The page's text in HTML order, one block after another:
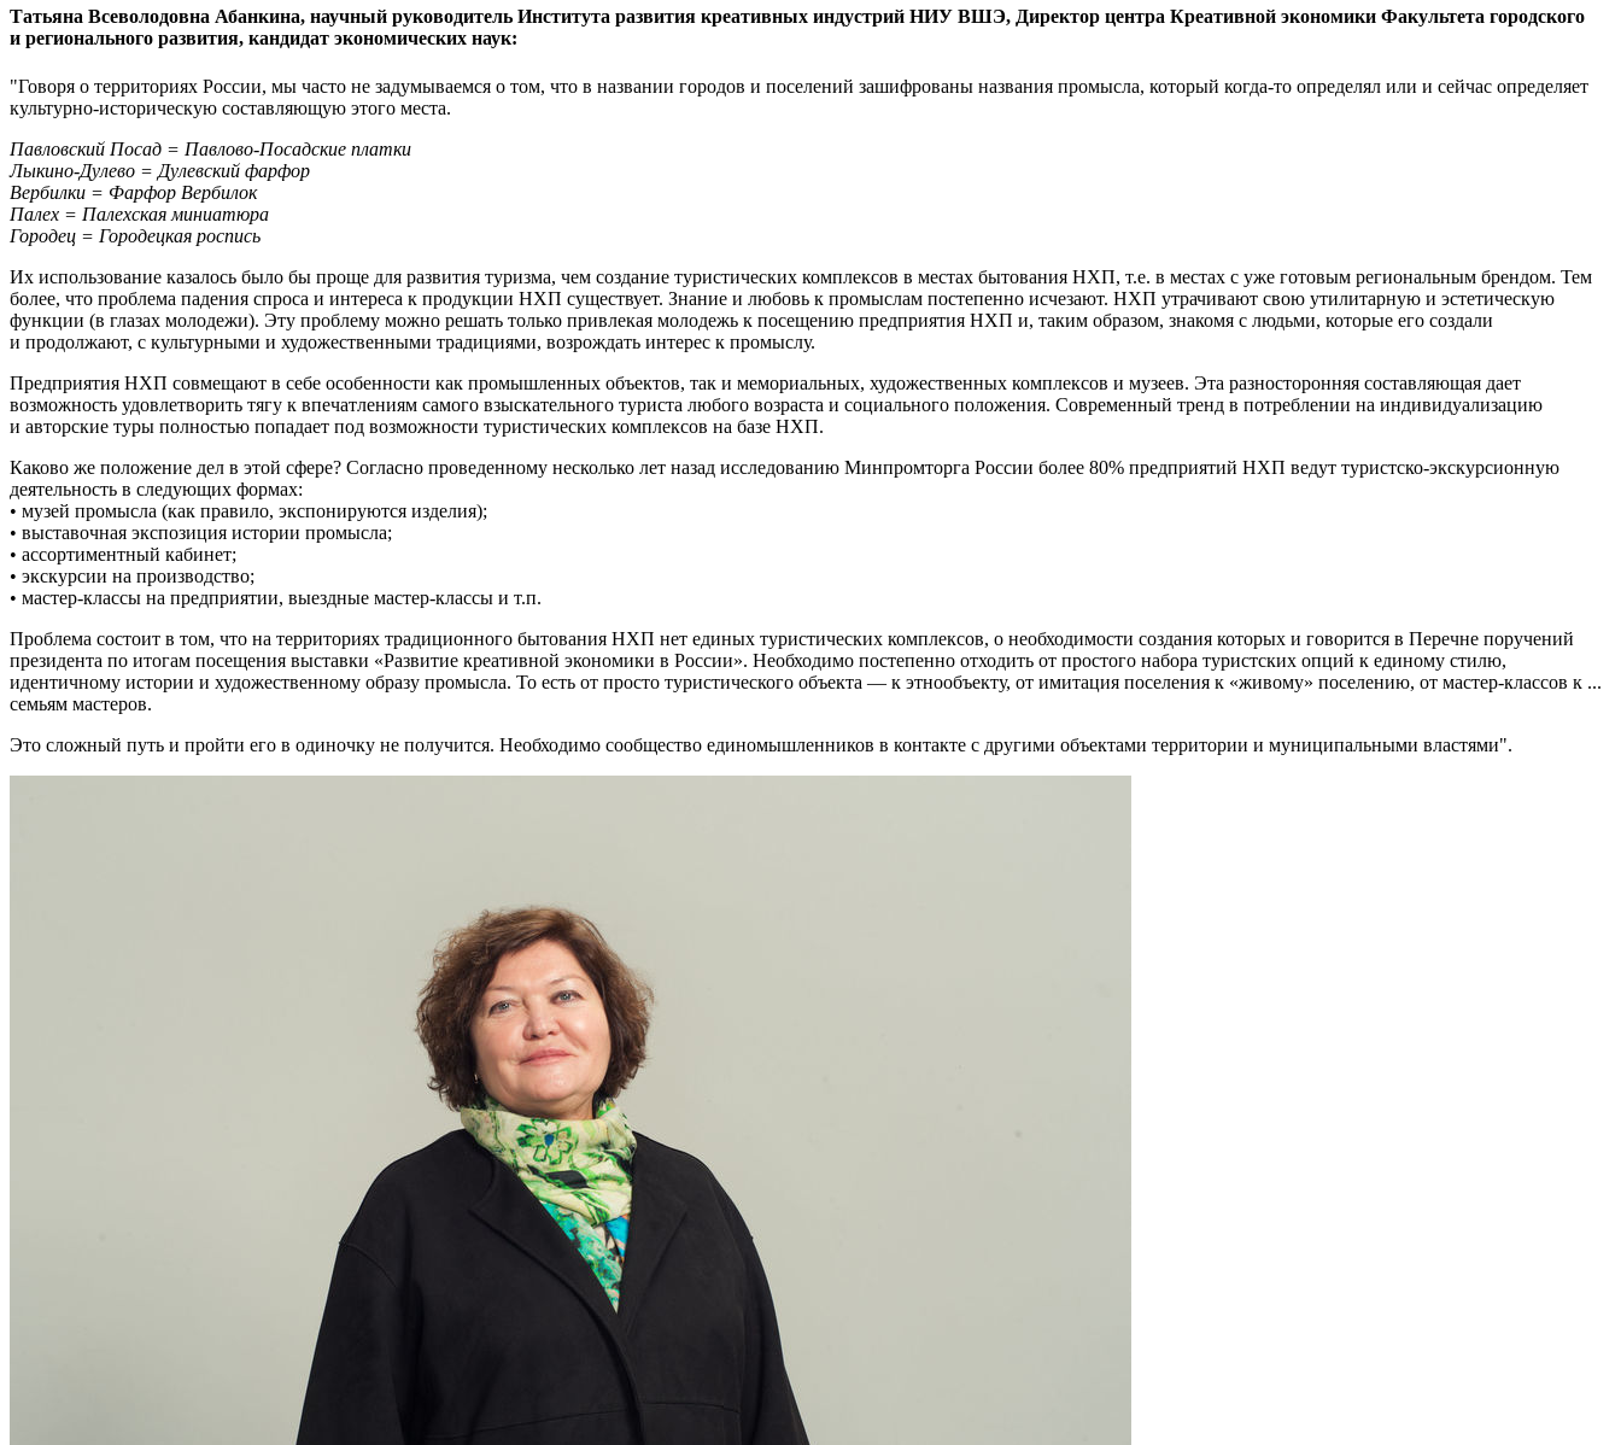
Татьяна Всеволодовна Абанкина, научный руководитель Института развития креативных индустрий НИУ ВШЭ, Директор центра Креативной экономики Факультета городского
и регионального развития, кандидат экономических наук:
"Говоря о территориях России, мы часто не задумываемся о том, что в названии городов и поселений зашифрованы названия промысла, который когда-то определял или и сейчас определяет
культурно-историческую составляющую этого места.
Павловский Посад = Павлово-Посадские платки
Лыкино-Дулево = Дулевский фарфор
Вербилки = Фарфор Вербилок
Палех = Палехская миниатюра
Городец = Городецкая роспись
Их использование казалось было бы проще для развития туризма, чем создание туристических комплексов в местах бытования НХП, т.е. в местах с уже готовым региональным брендом. Тем
более, что проблема падения спроса и интереса к продукции НХП существует. Знание и любовь к промыслам постепенно исчезают. НХП утрачивают свою утилитарную и эстетическую
функции (в глазах молодежи). Эту проблему можно решать только привлекая молодежь к посещению предприятия НХП и, таким образом, знакомя с людьми, которые его создали
и продолжают, с культурными и художественными традициями, возрождать интерес к промыслу.
Предприятия НХП совмещают в себе особенности как промышленных объектов, так и мемориальных, художественных комплексов и музеев. Эта разносторонняя составляющая дает
возможность удовлетворить тягу к впечатлениям самого взыскательного туриста любого возраста и социального положения. Современный тренд в потреблении на индивидуализацию
и авторские туры полностью попадает под возможности туристических комплексов на базе НХП.
Каково же положение дел в этой сфере? Согласно проведенному несколько лет назад исследованию Минпромторга России более 80% предприятий НХП ведут туристско-экскурсионную
деятельность в следующих формах:
• музей промысла (как правило, экспонируются изделия);
• выставочная экспозиция истории промысла;
• ассортиментный кабинет;
• экскурсии на производство;
• мастер-классы на предприятии, выездные мастер-классы и т.п.
Проблема состоит в том, что на территориях традиционного бытования НХП нет единых туристических комплексов, о необходимости создания которых и говорится в Перечне поручений
президента по итогам посещения выставки «Развитие креативной экономики в России». Необходимо постепенно отходить от простого набора туристских опций к единому стилю,
идентичному истории и художественному образу промысла. То есть от просто туристического объекта — к этнообъекту, от имитация поселения к «живому» поселению, от мастер-классов к ...
семьям мастеров.
Это сложный путь и пройти его в одиночку не получится. Необходимо сообщество единомышленников в контакте с другими объектами территории и муниципальными властями".